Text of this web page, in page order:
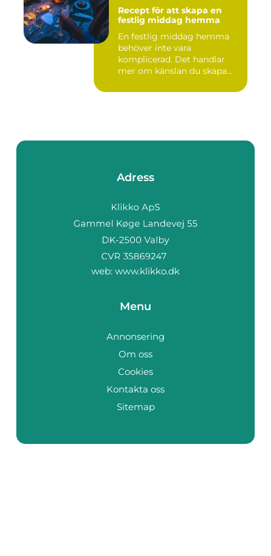
Recept för att skapa en
festlig middag hemma
En festlig middag hemma
behöver inte vara
komplicerad. Det handlar
mer om känslan du skapa...
Adress
web: www.klikko.dk
Menu
Annonsering
Om oss
Cookies
Kontakta oss
Sitemap